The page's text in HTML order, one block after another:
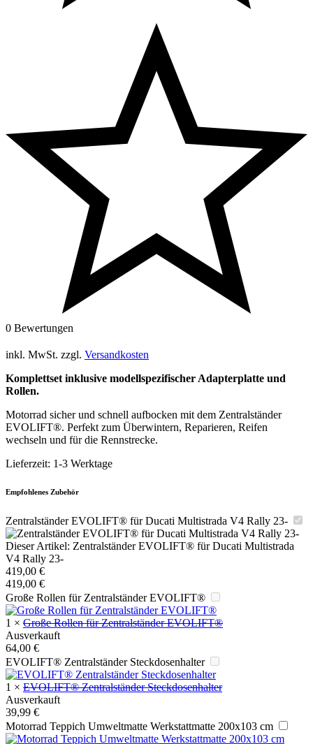
0 Bewertungen
inkl. MwSt. zzgl. Versandkosten
Komplettset inklusive modellspezifischer Adapterplatte und
Rollen.
Motorrad sicher und schnell aufbocken mit dem Zentralständer
EVOLIFT®. Perfekt zum Überwintern, Reparieren, Reifen
wechseln und für die Rennstrecke.
Lieferzeit: 1-3 Werktage
Empfohlenes Zubehör
Zentralständer EVOLIFT® für Ducati Multistrada V4 Rally 23-
Dieser Artikel: Zentralständer EVOLIFT® für Ducati Multistrada
V4 Rally 23-
419,00 €
419,00 €
Große Rollen für Zentralständer EVOLIFT®
1 × Große Rollen für Zentralständer EVOLIFT®
Ausverkauft
64,00 €
EVOLIFT® Zentralständer Steckdosenhalter
1 × EVOLIFT® Zentralständer Steckdosenhalter
Ausverkauft
39,99 €
Motorrad Teppich Umweltmatte Werkstattmatte 200x103 cm